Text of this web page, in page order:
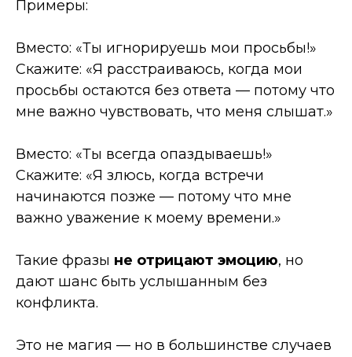
Примеры:
Вместо: «Ты игнорируешь мои просьбы!»
Скажите: «Я расстраиваюсь, когда мои
просьбы остаются без ответа — потому что
мне важно чувствовать, что меня слышат.»
Вместо: «Ты всегда опаздываешь!»
Скажите: «Я злюсь, когда встречи
начинаются позже — потому что мне
важно уважение к моему времени.»
Такие фразы не отрицают эмоцию, но
дают шанс быть услышанным без
конфликта.
Это не магия — но в большинстве случаев